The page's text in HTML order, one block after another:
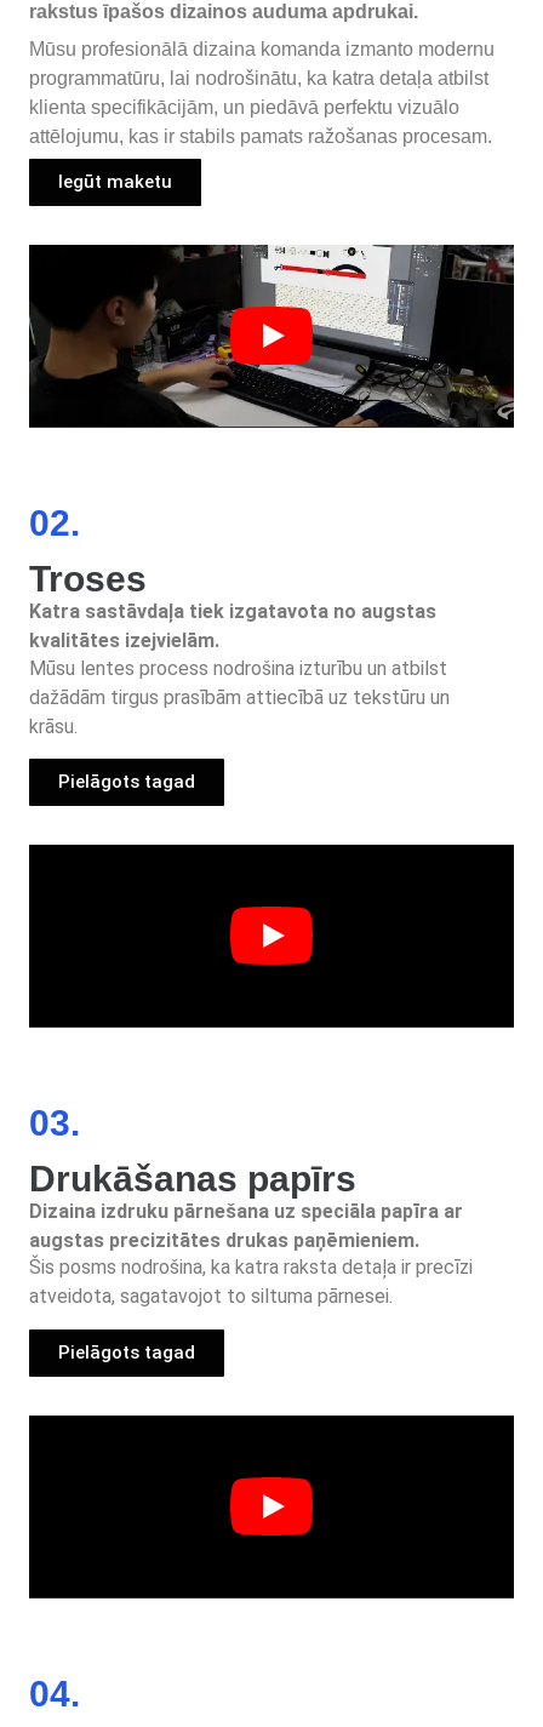
rakstus īpašos dizainos auduma apdrukai.
Mūsu profesionālā dizaina komanda izmanto modernu
programmatūru, lai nodrošinātu, ka katra detaļa atbilst
klienta specifikācijām, un piedāvā perfektu vizuālo
attēlojumu, kas ir stabils pamats ražošanas procesam.
Iegūt maketu
02.
Troses
Katra sastāvdaļa tiek izgatavota no augstas
kvalitātes izejvielām.
Mūsu lentes process nodrošina izturību un atbilst
dažādām tirgus prasībām attiecībā uz tekstūru un
krāsu.
Pielāgots tagad
03.
Drukāšanas papīrs
Dizaina izdruku pārnešana uz speciāla papīra ar
augstas precizitātes drukas paņēmieniem.
Šis posms nodrošina, ka katra raksta detaļa ir precīzi
atveidota, sagatavojot to siltuma pārnesei.
Pielāgots tagad
04.